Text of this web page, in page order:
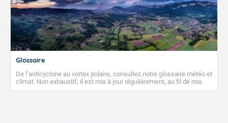
Glossaire
De l’anticyclone au vortex polaire, consultez notre glossaire météo et
climat. Non exhaustif, il est mis à jour régulièrement, au fil de nos
publications. Vous y trouverez également des liens utiles vers nos